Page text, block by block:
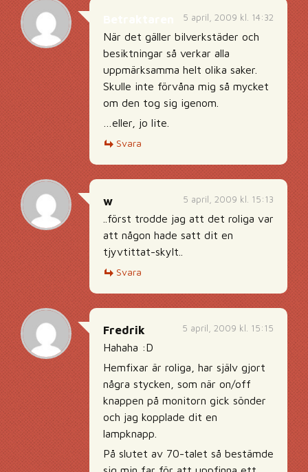
5 april, 2009 kl. 14:32
När det gäller bilverkstäder och
besiktningar så verkar alla
uppmärksamma helt olika saker.
Skulle inte förvåna mig så mycket
om den tog sig igenom.
…eller, jo lite.
Svara
5 april, 2009 kl. 15:13
w
..först trodde jag att det roliga var
att någon hade satt dit en
tjyvtittat-skylt..
Svara
5 april, 2009 kl. 15:15
Fredrik
Hahaha :D
Hemfixar är roliga, har själv gjort
några stycken, som när on/off
knappen på monitorn gick sönder
och jag kopplade dit en
lampknapp.
På slutet av 70-talet så bestämde